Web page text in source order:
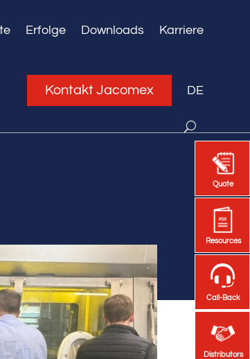
Quote
Resources
Call-Back
Distributors
Quote
Resources
Call-Back
Distributors
Erfolge Downloads Karriere
Kontakt Jacomex DE